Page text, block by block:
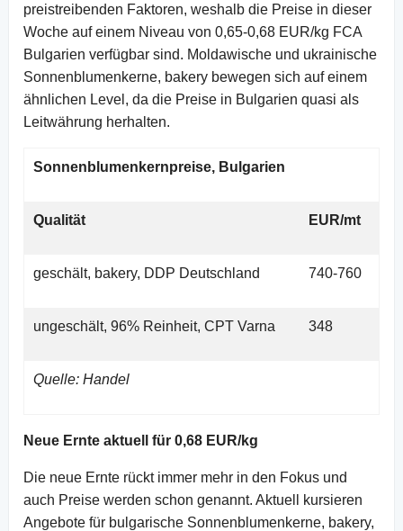
preistreibenden Faktoren, weshalb die Preise in dieser
Woche auf einem Niveau von 0,65-0,68 EUR/kg FCA
Bulgarien verfügbar sind. Moldawische und ukrainische
Sonnenblumenkerne, bakery bewegen sich auf einem
ähnlichen Level, da die Preise in Bulgarien quasi als
Leitwährung herhalten.
Sonnenblumenkernpreise, Bulgarien
Qualität EUR/mt
geschält, bakery, DDP Deutschland 740-760
ungeschält, 96% Reinheit, CPT Varna 348
Quelle: Handel
Neue Ernte aktuell für 0,68 EUR/kg
Die neue Ernte rückt immer mehr in den Fokus und
auch Preise werden schon genannt. Aktuell kursieren
Angebote für bulgarische Sonnenblumenkerne, bakery,